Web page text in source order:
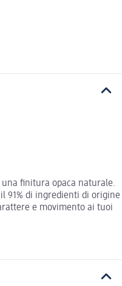
una finitura opaca naturale.
91% di ingredienti di origine
e movimento ai tuoi